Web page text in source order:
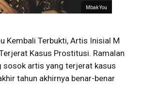
Mbak You
Kembali Terbukti, Artis Inisial M
Kasus Prostitusi. Ramalan
sosok artis yang terjerat kasus
tahun akhirnya benar-benar